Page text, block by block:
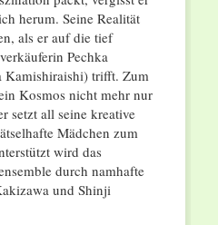
herum. Seine Realität
als er auf die tief
Pechka
Kamishiraishi) trifft. Zum
Kosmos nicht mehr nur
setzt all seine kreative
Mädchen zum
wird das
durch namhafte
und Shinji